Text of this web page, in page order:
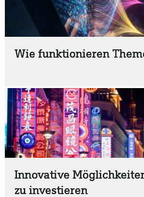
Wie funktionieren
Innovative
zu investieren
Investieren ist jetzt thematisch